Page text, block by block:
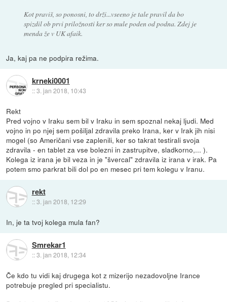
Kot praviš, so ponosni, to drži...vseeno je tale pravil da bo
spizdil ob prvi priložnosti ker so mule poden od podna. Zdej je
menda že v UK afaik.
Ja, kaj pa ne podpira režima.
krneki0001
::3. jan 2018, 10:43
Rekt
Pred vojno v Iraku sem bil v Iraku in sem spoznal nekaj ljudi. Med
vojno in po njej sem pošiljal zdravila preko Irana, ker v Irak jih nisi
mogel (so Američani vse zaplenili, ker so takrat testirali svoja
zdravila - en tablet za vse bolezni in zastrupitve, sladkorno,... ).
Kolega iz irana je bil veza in je "švercal" zdravila iz irana v irak. Pa
potem smo parkrat bili dol po en mesec pri tem kolegu v Iranu.
rekt
::3. jan 2018, 12:29
In, je ta tvoj kolega mula fan?
Smrekar1
::3. jan 2018, 12:34
Če kdo tu vidi kaj drugega kot z mizerijo nezadovoljne Irance
potrebuje pregled pri specialistu.